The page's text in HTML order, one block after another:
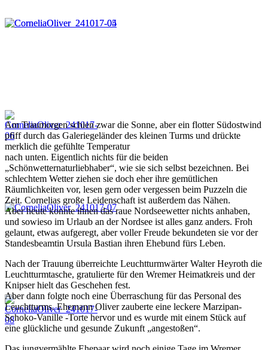
Am Traumorgen schien zwar die Sonne, aber ein flotter Südostwind
pfiff durch das Galeriegeländer des kleinen Turms und drückte
merklich die gefühlte Temperatur
nach unten. Eigentlich nichts für die beiden
„Schönwetternaturliebhaber“, wie sie sich selbst bezeichnen. Bei
schlechtem Wetter ziehen sie doch eher ihre gemütlichen
Räumlichkeiten vor, lesen gern oder vergessen beim Puzzeln die
Zeit. Cornelias große Leidenschaft ist außerdem das Nähen.
Aber heute konnte ihnen das raue Nordseewetter nichts anhaben,
und sowieso im Urlaub an der Nordsee ist alles ganz anders. Froh
gelaunt, etwas aufgeregt, aber voller Freude bekundeten sie vor der
Standesbeamtin Ursula Bastian ihren Ehebund fürs Leben.
Nach der Trauung überreichte Leuchtturmwärter Walter Heyroth die
Leuchtturmtasche, gratulierte für den Wremer Heimatkreis und der
Knipser hielt das Geschehen fest.
Aber dann folgte noch eine Überraschung für das Personal des
Leuchtturms. Ehemann Oliver zauberte eine leckere Marzipan-
Schoko-Vanille -Torte hervor und es wurde mit einem Stück auf
eine glückliche und gesunde Zukunft „angestoßen“.